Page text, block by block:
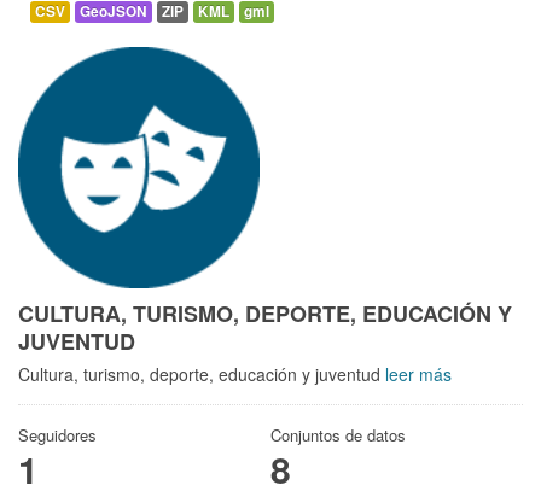
CSV GeoJSON ZIP KML gml
CULTURA, TURISMO, DEPORTE, EDUCACIÓN Y
JUVENTUD
Cultura, turismo, deporte, educación y juventud leer más
Seguidores
1
Conjuntos de datos
8